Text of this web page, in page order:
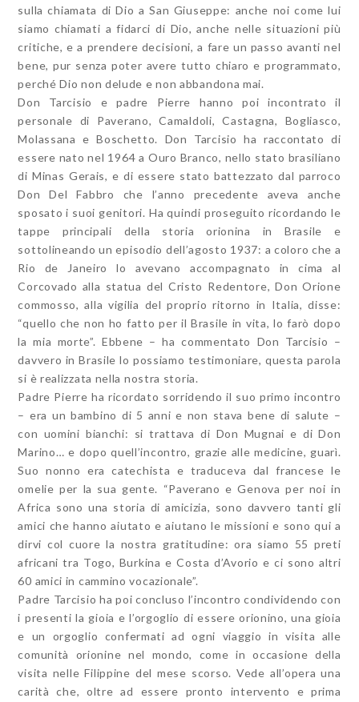
sulla chiamata di Dio a San Giuseppe: anche noi come lui
siamo chiamati a fidarci di Dio, anche nelle situazioni più
critiche, e a prendere decisioni, a fare un passo avanti nel
bene, pur senza poter avere tutto chiaro e programmato,
perché Dio non delude e non abbandona mai.
Don Tarcisio e padre Pierre hanno poi incontrato il
personale di Paverano, Camaldoli, Castagna, Bogliasco,
Molassana e Boschetto. Don Tarcisio ha raccontato di
essere nato nel 1964 a Ouro Branco, nello stato brasiliano
di Minas Gerais, e di essere stato battezzato dal parroco
Don Del Fabbro che l’anno precedente aveva anche
sposato i suoi genitori. Ha quindi proseguito ricordando le
tappe principali della storia orionina in Brasile e
sottolineando un episodio dell’agosto 1937: a coloro che a
Rio de Janeiro lo avevano accompagnato in cima al
Corcovado alla statua del Cristo Redentore, Don Orione
commosso, alla vigilia del proprio ritorno in Italia, disse:
“quello che non ho fatto per il Brasile in vita, lo farò dopo
la mia morte”. Ebbene – ha commentato Don Tarcisio –
davvero in Brasile lo possiamo testimoniare, questa parola
si è realizzata nella nostra storia.
Padre Pierre ha ricordato sorridendo il suo primo incontro
– era un bambino di 5 anni e non stava bene di salute –
con uomini bianchi: si trattava di Don Mugnai e di Don
Marino… e dopo quell’incontro, grazie alle medicine, guarì.
Suo nonno era catechista e traduceva dal francese le
omelie per la sua gente. “Paverano e Genova per noi in
Africa sono una storia di amicizia, sono davvero tanti gli
amici che hanno aiutato e aiutano le missioni e sono qui a
dirvi col cuore la nostra gratitudine: ora siamo 55 preti
africani tra Togo, Burkina e Costa d’Avorio e ci sono altri
60 amici in cammino vocazionale”.
Padre Tarcisio ha poi concluso l’incontro condividendo con
i presenti la gioia e l’orgoglio di essere orionino, una gioia
e un orgoglio confermati ad ogni viaggio in visita alle
comunità orionine nel mondo, come in occasione della
visita nelle Filippine del mese scorso. Vede all’opera una
carità che, oltre ad essere pronto intervento e prima